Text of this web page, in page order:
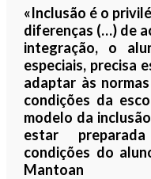
«Inclusão é o
diferenças (…) de
integração, o
especiais, precisa
adaptar às
condições da
modelo da
estar
condições do
Mantoan